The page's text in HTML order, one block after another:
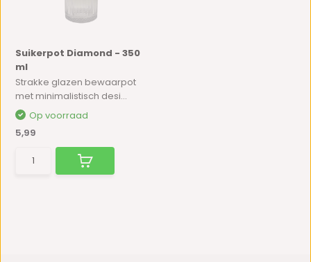
Suikerpot Diamond - 350
ml
Strakke glazen bewaarpot
met minimalistisch desi...
Op voorraad
5,99